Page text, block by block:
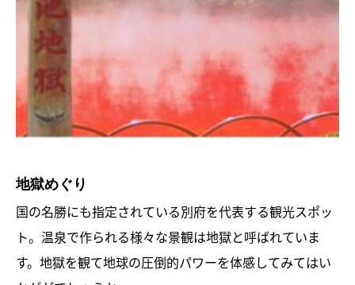
地獄めぐり
国の名勝にも指定されている別府を代表する観光スポッ
ト。温泉で作られる様々な景観は地獄と呼ばれていま
す。地獄を観て地球の圧倒的パワーを体感してみてはい